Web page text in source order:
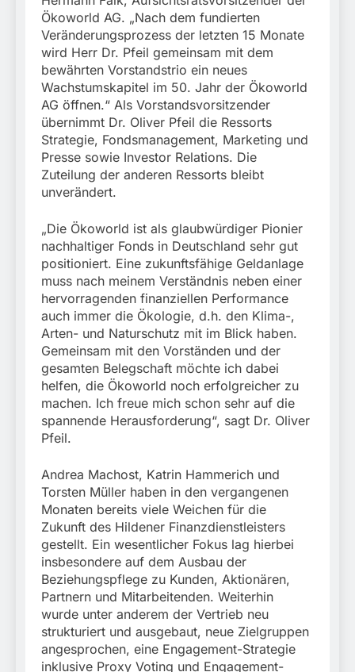
Ökoworld AG. „Nach dem fundierten
Veränderungsprozess der letzten 15 Monate
wird Herr Dr. Pfeil gemeinsam mit dem
bewährten Vorstandstrio ein neues
Wachstumskapitel im 50. Jahr der Ökoworld
AG öffnen.“ Als Vorstandsvorsitzender
übernimmt Dr. Oliver Pfeil die Ressorts
Strategie, Fondsmanagement, Marketing und
Presse sowie Investor Relations. Die
Zuteilung der anderen Ressorts bleibt
unverändert.
„Die Ökoworld ist als glaubwürdiger Pionier
nachhaltiger Fonds in Deutschland sehr gut
positioniert. Eine zukunftsfähige Geldanlage
muss nach meinem Verständnis neben einer
hervorragenden finanziellen Performance
auch immer die Ökologie, d.h. den Klima-,
Arten- und Naturschutz mit im Blick haben.
Gemeinsam mit den Vorständen und der
gesamten Belegschaft möchte ich dabei
helfen, die Ökoworld noch erfolgreicher zu
machen. Ich freue mich schon sehr auf die
spannende Herausforderung“, sagt Dr. Oliver
Pfeil.
Andrea Machost, Katrin Hammerich und
Torsten Müller haben in den vergangenen
Monaten bereits viele Weichen für die
Zukunft des Hildener Finanzdienstleisters
gestellt. Ein wesentlicher Fokus lag hierbei
insbesondere auf dem Ausbau der
Beziehungspflege zu Kunden, Aktionären,
Partnern und Mitarbeitenden. Weiterhin
wurde unter anderem der Vertrieb neu
strukturiert und ausgebaut, neue Zielgruppen
angesprochen, eine Engagement-Strategie
inklusive Proxy Voting und Engagement-